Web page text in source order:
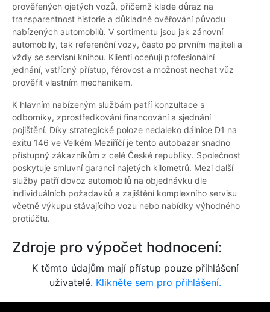
prověřených ojetých vozů, přičemž klade důraz na
transparentnost historie a důkladné ověřování původu
nabízených automobilů. V sortimentu jsou jak zánovní
automobily, tak referenční vozy, často po prvním majiteli a
vždy se servisní knihou. Klienti oceňují profesionální
jednání, vstřícný přístup, férovost a možnost nechat vůz
prověřit vlastním mechanikem.
K hlavním nabízeným službám patří konzultace s
odborníky, zprostředkování financování a sjednání
pojištění. Díky strategické poloze nedaleko dálnice D1 na
exitu 146 ve Velkém Meziříčí je tento autobazar snadno
přístupný zákazníkům z celé České republiky. Společnost
poskytuje smluvní garanci najetých kilometrů. Mezi další
služby patří dovoz automobilů na objednávku dle
individuálních požadavků a zajištění komplexního servisu
včetně výkupu stávajícího vozu nebo nabídky výhodného
protiúčtu.
Zdroje pro výpočet hodnocení:
K těmto údajům mají přístup pouze přihlášení
uživatelé. Klikněte sem pro přihlášení.